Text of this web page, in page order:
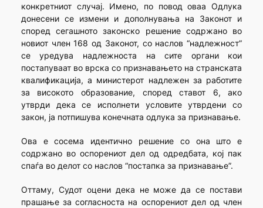
конкретниот случај. Имено, по повод оваа Одлука
донесени се измени и дополнувања на Законот и
според сегашното законско решение содржано во
новиот член 168 од Законот, со наслов “надлежност”
се уредува надлежноста на сите органи кои
постапуваат во врска со признавањето на странската
квалификација, а министерот надлежен за работите
за високото образование, според ставот 6, ако
утврди дека се исполнети условите утврдени со
закон, ја потпишува конечната одлука за признавање.
Ова е сосема идентично решение со она што е
содржано во оспорениот дел од одредбата, кој пак
спаѓа во делот со наслов “постапка за признавање”.
Оттаму, Судот оцени дека не може да се постави
прашање за согласноста на оспорениот дел од член